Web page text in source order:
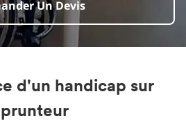
Un Devis
d'un handicap sur